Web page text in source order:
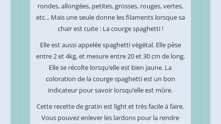
rondes, allongées, petites, grosses, rouges, vertes,
etc... Mais une seule donne les filaments lorsque sa
chair est cuite : La courge spaghetti !
Elle est aussi appelée spaghetti végétal. Elle pèse
entre 2 et 4kg, et mesure entre 20 et 30 cm de long.
Elle se récolte lorsqu’elle est bien jaune. La
coloration de la courge spaghetti est un bon
indicateur pour savoir lorsqu’elle est mûre.
Cette recette de gratin est light et très facile à faire.
Vous pouvez enlever les lardons pour la rendre